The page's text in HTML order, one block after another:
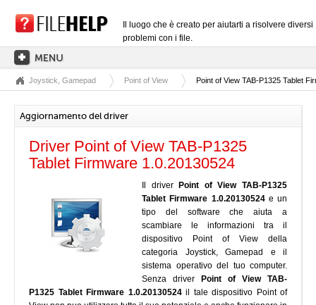
Il luogo che è creato per aiutarti a risolvere diversi
problemi con i file.
PAGINA PRINCIPALE
CATEGORIE DELLE ESTENSIONI
FILE DLL
SOFTWARE
Joystick, Gamepad Point of View Point of View TAB-P1325 Tablet
Aggiornamento del driver
Driver Point of View TAB-P1325
Tablet Firmware 1.0.20130524
Il driver
Point of View TAB-P1325
Tablet Firmware 1.0.20130524e un
tipo del software che aiuta a
scambiare le informazioni tra il
dispositivo Point of View della
categoria Joystick, Gamepad e il
sistema operativo del tuo computer.
Senza driver
Point of View TAB-
P1325 Tablet Firmware 1.0.20130524il tale dispositivo Point of